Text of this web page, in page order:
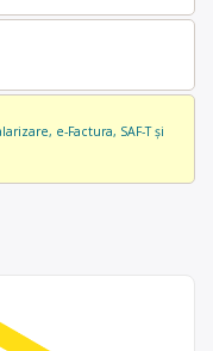
e-Factura, SAF-T și